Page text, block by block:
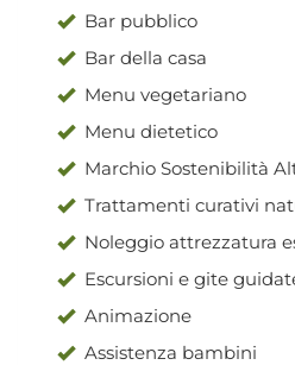
Bar pubblico
Bar della casa
Menu vegetariano
Menu dietetico
Marchio Sostenibilità
Trattamenti curativi
Noleggio attrezzatura
Escursioni e gite
Animazione
Assistenza bambini